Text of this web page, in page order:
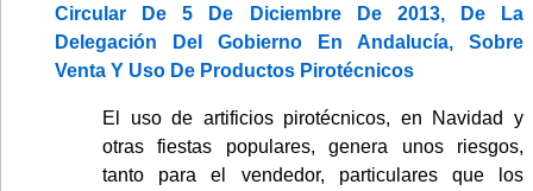
Circular De 5 De Diciembre De 2013, De La
Delegación Del Gobierno En Andalucía, Sobre
Venta Y Uso De Productos Pirotécnicos
El uso de artificios pirotécnicos, en Navidad y
otras fiestas populares, genera unos riesgos,
tanto para el vendedor, particulares que los